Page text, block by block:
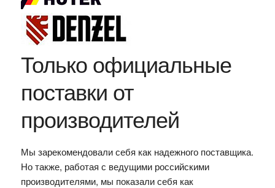
Только официальные
поставки от
производителей
Мы зарекомендовали себя как надежного поставщика.
Но также, работая с ведущими российскими
производителями, мы показали себя как